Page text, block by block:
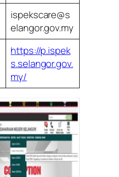
ispekscare@s
elangor.gov.my
https://p.ispek
s.selangor.gov.
my/